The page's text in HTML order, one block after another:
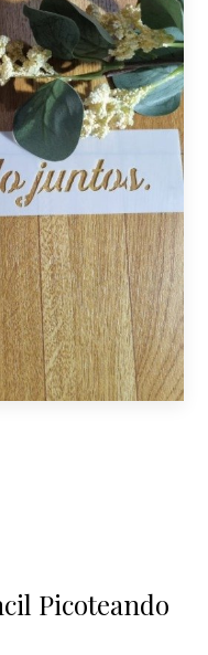
Picoteando